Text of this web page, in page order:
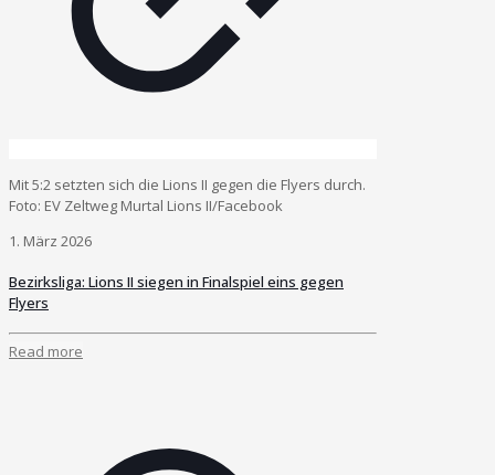
Mit 5:2 setzten sich die Lions II gegen die Flyers durch.
Foto: EV Zeltweg Murtal Lions II/Facebook
1. März 2026
Bezirksliga: Lions II siegen in Finalspiel eins gegen
Flyers
Read more